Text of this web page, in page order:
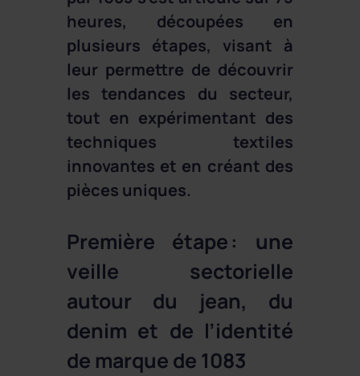
heures, découpées en
plusieurs étapes, visant à
leur permettre de découvrir
les tendances du secteur,
tout en expérimentant des
techniques textiles
innovantes et en créant des
pièces uniques.
Première étape : une
veille sectorielle
autour du jean, du
denim et de l’identité
de marque de 1083